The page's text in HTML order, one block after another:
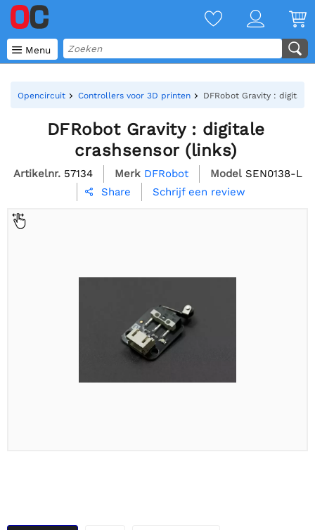
 Menu
Opencircuit Controllers voor 3D printen DFRobot Gravity : digitale
DFRobot Gravity : digitale
crashsensor (links)
Artikelnr. 57134 Merk DFRobot Model SEN0138-L
 Share Schrijf een review